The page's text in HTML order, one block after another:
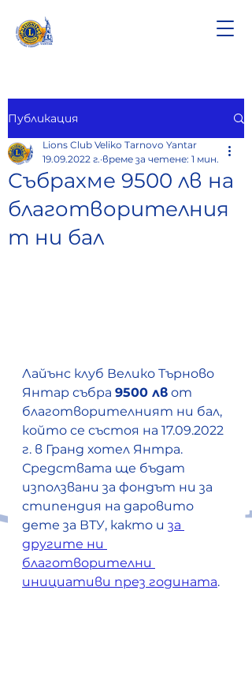
Публикация
Събрахме 9500 лв на
благотворителния
т ни бал
Lions Club Veliko Tarnovo Yantar
19.09.2022 г. време за четене: 1 мин.
Лайънс клуб Велико Търново
Янтар събра 9500 лв от
благотворителният ни бал,
който се състоя на 17.09.2022
г. в Гранд хотел Янтра.
Средствата ще бъдат
използвани за фондът ни за
стипендия на даровито
дете за ВТУ, както и за
другите ни
благотворителни
инициативи през годината.